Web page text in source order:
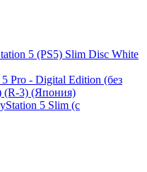
5 (PS5) Slim Disc White
Pro - Digital Edition (без
(R-3) (Япония)
5 Slim (с